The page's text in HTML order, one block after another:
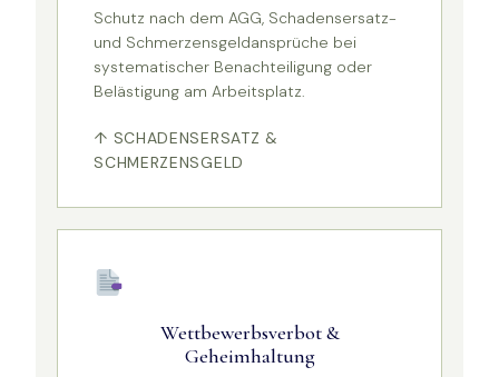
Schutz nach dem AGG, Schadensersatz-
und Schmerzensgeldansprüche bei
systematischer Benachteiligung oder
Belästigung am Arbeitsplatz.
↑ SCHADENSERSATZ &
SCHMERZENSGELD
Wettbewerbsverbot &
Geheimhaltung